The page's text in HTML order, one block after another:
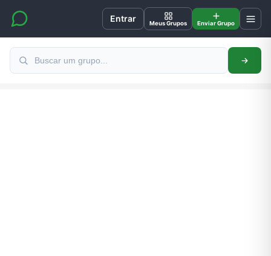
Entrar Meus Grupos Enviar Grupo